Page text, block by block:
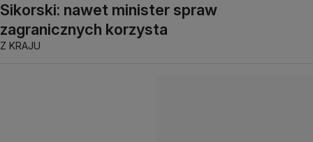
Sikorski: nawet minister spraw
zagranicznych korzysta
Z KRAJU